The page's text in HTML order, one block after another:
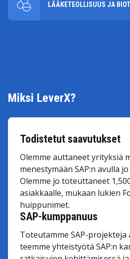
LÄÄKETEOLLISUUS JA
Miksi LeverX?
Todistetut saavutukset
Olemme auttaneet yrityksiä
menestymään SAP:n avulla
Olemme jo toteuttaneet
asiakkaalle, mukaan lukien
huippunimet.
SAP-kumppanuus
Toteutamme SAP-
teemme yhteistyötä SAP:n